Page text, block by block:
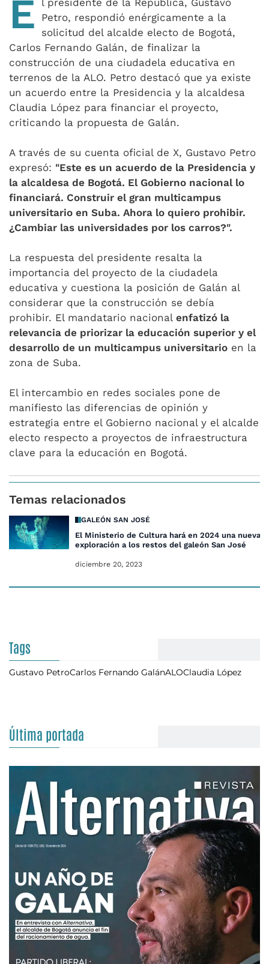
E
l presidente de la República, Gustavo
Petro, respondió enérgicamente a la
solicitud del alcalde electo de Bogotá,
Carlos Fernando Galán, de finalizar la
construcción de una ciudadela educativa en
terrenos de la ALO. Petro destacó que ya existe
un acuerdo entre la Presidencia y la alcaldesa
Claudia López para financiar el proyecto,
criticando la propuesta de Galán.
A través de su cuenta oficial de X, Gustavo Petro
expresó: "Este es un acuerdo de la Presidencia y
la alcaldesa de Bogotá. El Gobierno nacional lo
financiará. Construir el gran multicampus
universitario en Suba. Ahora lo quiero prohibir.
¿Cambiar las universidades por los carros?".
La respuesta del presidente resalta la
importancia del proyecto de la ciudadela
educativa y cuestiona la posición de Galán al
considerar que la construcción se debía
prohibir. El mandatario nacional enfatizó la
relevancia de priorizar la educación superior y el
desarrollo de un multicampus universitario en la
zona de Suba.
El intercambio en redes sociales pone de
manifiesto las diferencias de opinión y
estrategia entre el Gobierno nacional y el alcalde
electo respecto a proyectos de infraestructura
clave para la educación en Bogotá.
Temas relacionados
GALEÓN SAN JOSÉ
El Ministerio de Cultura hará en 2024 una nueva
exploración a los restos del galeón San José
diciembre 20, 2023
Tags
Gustavo PetroCarlos Fernando GalánALOClaudia López
Última portada